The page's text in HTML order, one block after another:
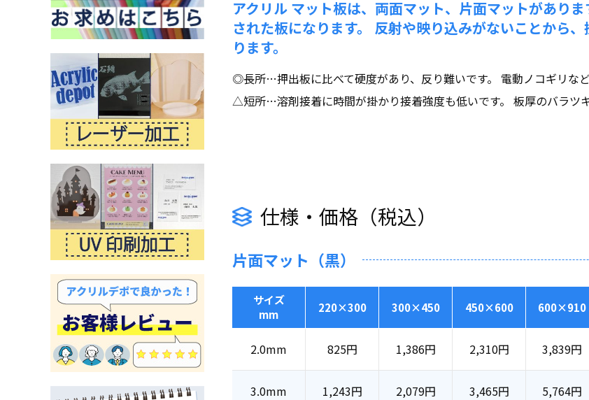
アクリル マット板は、両面マット、片面マットがあり
された板になります。 反射や映り込みがないことから
ります。
◎長所…押出板に比べて硬度があり、反り難いです。 電動ノコギリな
△短所…溶剤接着に時間が掛かり接着強度も低いです。 板厚のバラツキ
仕様・価格（税込）
片面マット（黒）
サイズ
mm
220×300 300×450 450×600 600×910
2.0mm 825円 1,386円 2,310円 3,839円
3.0mm 1,243円 2,079円 3,465円 5,764円